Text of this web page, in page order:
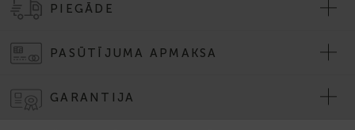
PIEGĀDE
PASŪTĪJUMA APMAKSA
GARANTIJA